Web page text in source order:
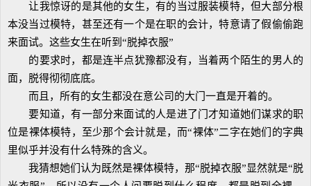
让我惊讶的是其他的女生，有的当过服装模特，但大部分根
本没当过模特，甚至还有一个是在职的会计，特意请了假偷偷跑
来面试。这些女生在听到“脱掉衣服”
的要求时，都是连半点犹豫都没有，当着两个陌生的男人的
面，脱得彻彻底底。
而且，所有的女生都没在意公司的大门一直是开着的。
要知道，有一部分来面试的人是进了门才知道她们谋求的职
位是裸体模特，至少那个会计就是，而“裸体”二字在她们的字典
里似乎并没有什么特殊的含义。
我猜想她们认为既然是裸体模特，那“脱掉衣服”显然就是“脱